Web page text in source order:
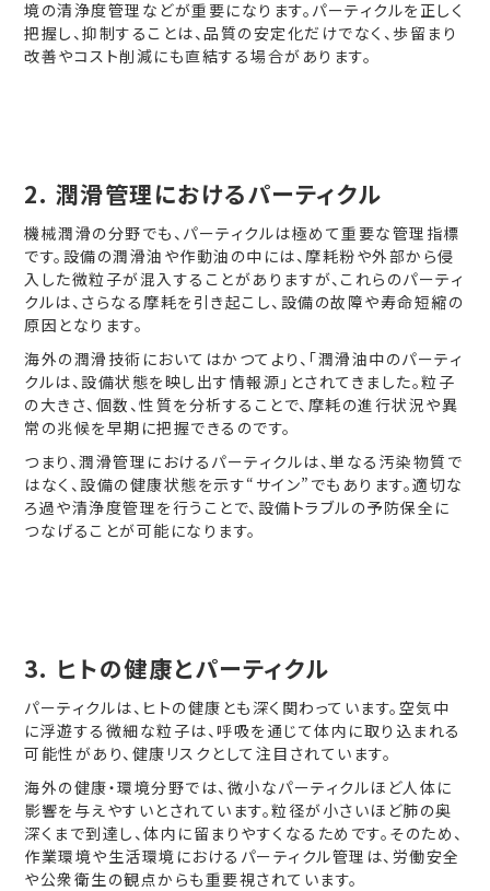
境の清浄度管理などが重要になります。パーティクルを正しく
把握し、抑制することは、品質の安定化だけでなく、歩留まり
改善やコスト削減にも直結する場合があります。
2. 潤滑管理におけるパーティクル
機械潤滑の分野でも、パーティクルは極めて重要な管理指標
です。設備の潤滑油や作動油の中には、摩耗粉や外部から侵
入した微粒子が混入することがありますが、これらのパーティ
クルは、さらなる摩耗を引き起こし、設備の故障や寿命短縮の
原因となります。
海外の潤滑技術においてはかつてより、「潤滑油中のパーティ
クルは、設備状態を映し出す情報源」とされてきました。粒子
の大きさ、個数、性質を分析することで、摩耗の進行状況や異
常の兆候を早期に把握できるのです。
つまり、潤滑管理におけるパーティクルは、単なる汚染物質で
はなく、設備の健康状態を示す“サイン”でもあります。適切な
ろ過や清浄度管理を行うことで、設備トラブルの予防保全に
つなげることが可能になります。
3. ヒトの健康とパーティクル
パーティクルは、ヒトの健康とも深く関わっています。空気中
に浮遊する微細な粒子は、呼吸を通じて体内に取り込まれる
可能性があり、健康リスクとして注目されています。
海外の健康・環境分野では、微小なパーティクルほど人体に
影響を与えやすいとされています。粒径が小さいほど肺の奥
深くまで到達し、体内に留まりやすくなるためです。そのため、
作業環境や生活環境におけるパーティクル管理は、労働安全
や公衆衛生の観点からも重要視されています。